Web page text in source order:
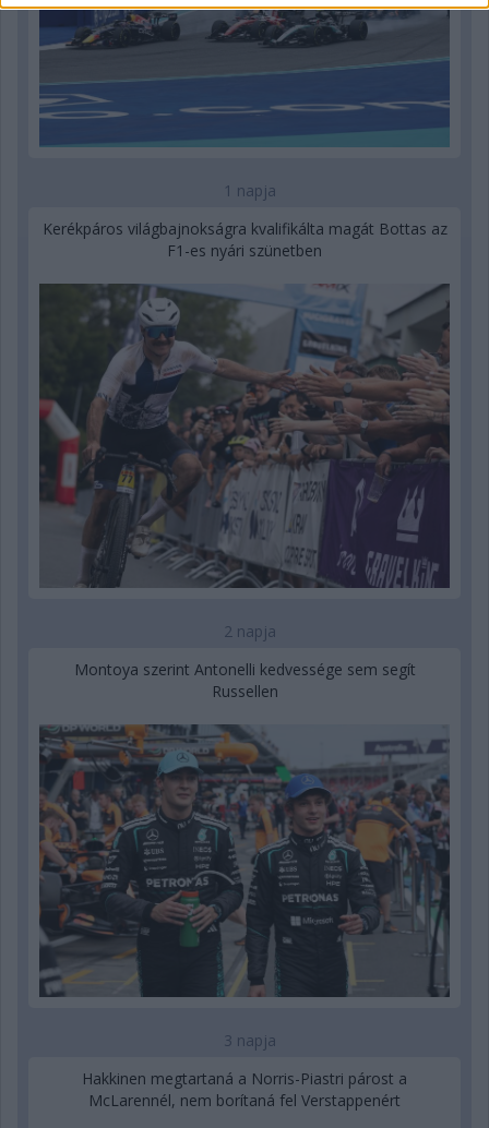
1 napja
Kerékpáros világbajnokságra kvalifikálta magát Bottas az
F1-es nyári szünetben
2 napja
Montoya szerint Antonelli kedvessége sem segít
Russellen
3 napja
Hakkinen megtartaná a Norris-Piastri párost a
McLarennél, nem borítaná fel Verstappenért